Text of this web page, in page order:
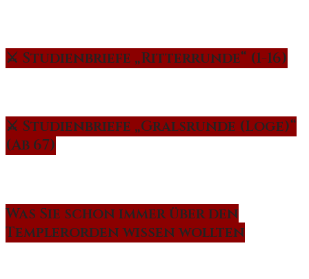
⚔️ Studienbriefe „Ritterrunde“ (1-16)
⚔️ Studienbriefe „Gralsrunde (Loge)“
(Ab 67)
Was Sie schon immer über den
Templerorden wissen wollten